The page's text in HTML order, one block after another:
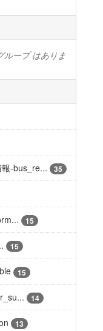
ループ はありま
-bus_re... 35
15
15
15
14
13